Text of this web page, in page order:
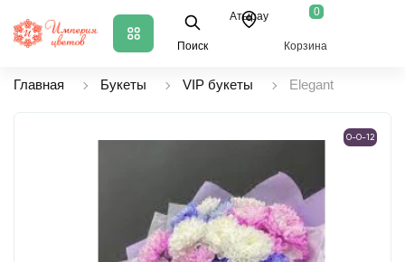
Поиск
Атырау 0
Корзина
Главная Букеты VIP букеты Elegant
0-0-12